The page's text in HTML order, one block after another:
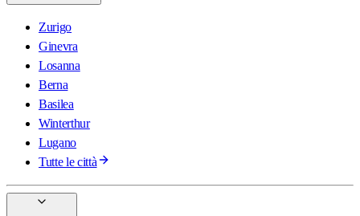
Zurigo
Ginevra
Losanna
Berna
Basilea
Winterthur
Lugano
Tutte le città